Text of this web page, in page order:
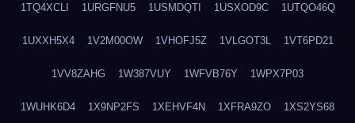
1TQ4XCLI 1URGFNU5 1USMDQTI 1USXOD9C 1UTQO46Q
1UXXH5X4 1V2M00OW 1VHOFJ5Z 1VLGOT3L 1VT6PD21
1VV8ZAHG 1W387VUY 1WFVB76Y 1WPX7P03
1WUHK6D4 1X9NP2FS 1XEHVF4N 1XFRA9ZO 1XS2YS68